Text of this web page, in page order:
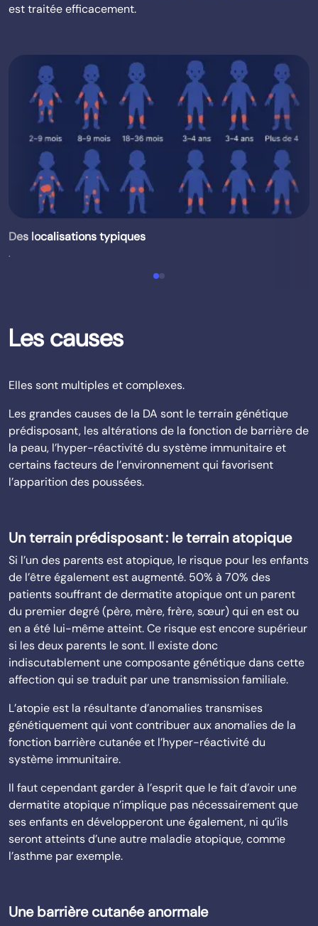
est traitée efficacement.
Des localisations typiques
.
Les causes
Elles sont multiples et complexes.
Les grandes causes de la DA sont le terrain génétique
prédisposant, les altérations de la fonction de barrière de
la peau, l’hyper-réactivité du système immunitaire et
certains facteurs de l’environnement qui favorisent
l’apparition des poussées.
Un terrain prédisposant : le terrain atopique
Si l’un des parents est atopique, le risque pour les enfants
de l’être également est augmenté. 50% à 70% des
patients souffrant de dermatite atopique ont un parent
du premier degré (père, mère, frère, sœur) qui en est ou
en a été lui-même atteint. Ce risque est encore supérieur
si les deux parents le sont. Il existe donc
indiscutablement une composante génétique dans cette
affection qui se traduit par une transmission familiale.
L’atopie est la résultante d’anomalies transmises
génétiquement qui vont contribuer aux anomalies de la
fonction barrière cutanée et l’hyper-réactivité du
système immunitaire.
Il faut cependant garder à l’esprit que le fait d’avoir une
dermatite atopique n’implique pas nécessairement que
ses enfants en développeront une également, ni qu’ils
seront atteints d’une autre maladie atopique, comme
l’asthme par exemple.
Une barrière cutanée anormale